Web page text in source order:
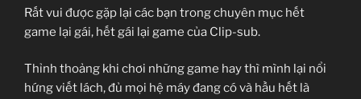
Rất vui được gặp lại các bạn trong chuyên mục hết
game lại gái, hết gái lại game của Clip-sub.
Thỉnh thoảng khi chơi những game hay thì mình lại nổi
hứng viết lách, đủ mọi hệ máy đang có và hầu hết là